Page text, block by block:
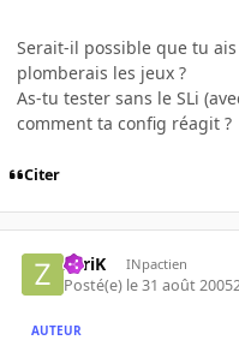
Serait-il possible que tu
plomberais les jeux ?
As-tu tester sans le SLi
comment ta config réagit ?
Citer
ZyriK INpactien
Posté(e) le 31 août 2005
AUTEUR